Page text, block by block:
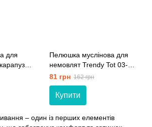
для
Пелюшка муслінова для
немовлят Trendy Tot 03-
01494 білий 80*100
81 грн 162 грн
Купити
– один із перших елементів